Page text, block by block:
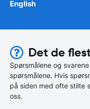
English
Det de
Spørsmålene og
spørsmålene. Hvis
på siden med ofte stilte
oss.